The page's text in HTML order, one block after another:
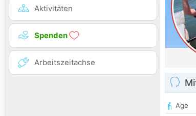
Aktivitäten
Spenden
Arbeitszeitachse
Age